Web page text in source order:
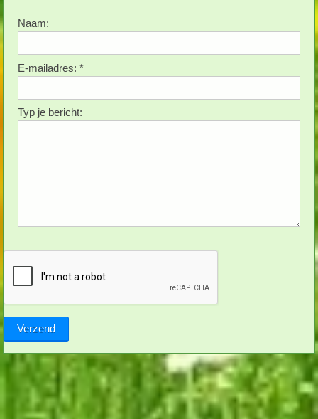
Naam:
E-mailadres:*
Typ je bericht: